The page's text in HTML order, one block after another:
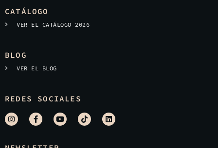
CATÁLOGO
VER EL CATÁLOGO 2026
BLOG
VER EL BLOG
REDES SOCIALES